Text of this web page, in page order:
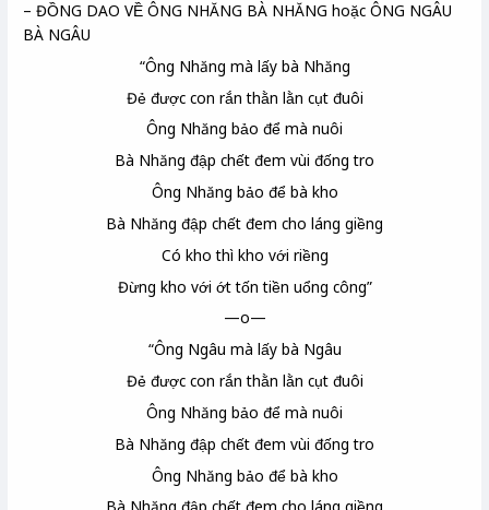
– ĐỒNG DAO VỀ ÔNG NHĂNG BÀ NHĂNG hoặc ÔNG NGÂU
BÀ NGÂU
“Ông Nhăng mà lấy bà Nhăng
Đẻ được con rắn thằn lằn cụt đuôi
Ông Nhăng bảo để mà nuôi
Bà Nhăng đập chết đem vùi đống tro
Ông Nhăng bảo để bà kho
Bà Nhăng đập chết đem cho láng giềng
Có kho thì kho với riềng
Đừng kho với ớt tốn tiền uổng công”
—o—
“Ông Ngâu mà lấy bà Ngâu
Đẻ được con rắn thằn lằn cụt đuôi
Ông Nhăng bảo để mà nuôi
Bà Nhăng đập chết đem vùi đống tro
Ông Nhăng bảo để bà kho